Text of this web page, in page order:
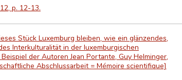
p. 12-13.
Stück Luxemburg bleiben, wie ein glänzendes,
Interkulturalität in der luxemburgischen
der Autoren Jean Portante, Guy Helminger,
Abschlussarbeit = Mémoire scientifique]